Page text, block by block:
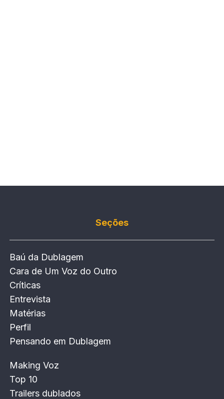
Seções
Baú da Dublagem
Cara de Um Voz do Outro
Críticas
Entrevista
Matérias
Perfil
Pensando em Dublagem
Making Voz
Top 10
Trailers dublados